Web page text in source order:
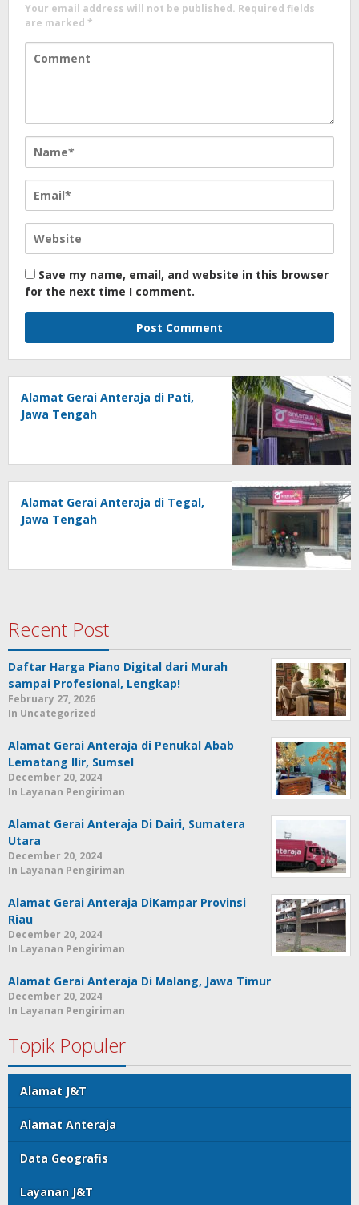
Your email address will not be published. Required fields
are marked *
Save my name, email, and website in this browser
for the next time I comment.
Alamat Gerai Anteraja di Pati,
Jawa Tengah
Alamat Gerai Anteraja di Tegal,
Jawa Tengah
Recent Post
Daftar Harga Piano Digital dari Murah
sampai Profesional, Lengkap!
February 27, 2026
In Uncategorized
Alamat Gerai Anteraja di Penukal Abab
Lematang Ilir, Sumsel
December 20, 2024
In Layanan Pengiriman
Alamat Gerai Anteraja Di Dairi, Sumatera
Utara
December 20, 2024
In Layanan Pengiriman
Alamat Gerai Anteraja DiKampar Provinsi
Riau
December 20, 2024
In Layanan Pengiriman
Alamat Gerai Anteraja Di Malang, Jawa Timur
December 20, 2024
In Layanan Pengiriman
Topik Populer
Alamat J&T
Alamat Anteraja
Data Geografis
Layanan J&T